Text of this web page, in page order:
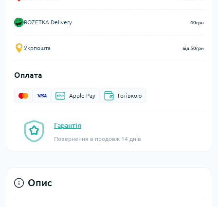
ROZETKA Delivery 40грн
Укрпошта від 50грн
Оплата
Apple Pay Готівкою
Гарантія
Повернення в продовж 14 днів
Опис